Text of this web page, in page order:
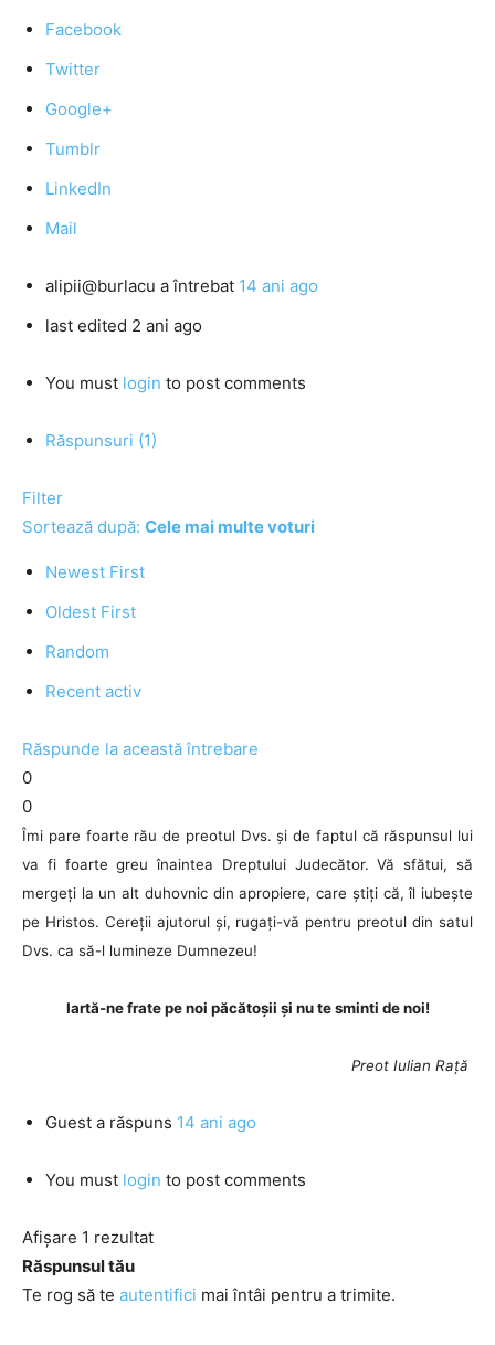
Facebook
Twitter
Google+
Tumblr
LinkedIn
Mail
alipii@burlacu a întrebat 14 ani ago
last edited 2 ani ago
You must login to post comments
Răspunsuri (1)
Filter
Sortează după: Cele mai multe voturi
Newest First
Oldest First
Random
Recent activ
Răspunde la această întrebare
0
0
Îmi pare foarte rău de preotul Dvs. și de faptul că răspunsul lui
va fi foarte greu înaintea Dreptului Judecător. Vă sfătui, să
mergeți la un alt duhovnic din apropiere, care știți că, îl iubește
pe Hristos. Cereții ajutorul și, rugați-vă pentru preotul din satul
Dvs. ca să-l lumineze Dumnezeu!
Iartă-ne frate pe noi păcătoșii și nu te sminti de noi!
Preot Iulian Rață
Guest a răspuns 14 ani ago
You must login to post comments
Afișare 1 rezultat
Răspunsul tău
Te rog să te autentifici mai întâi pentru a trimite.